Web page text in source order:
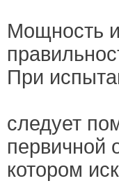
Мощность
При
следует
первичной
котором